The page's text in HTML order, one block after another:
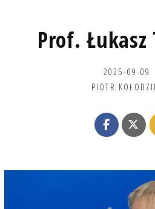
Prof. Łukasz
2025-09-09
PIOTR